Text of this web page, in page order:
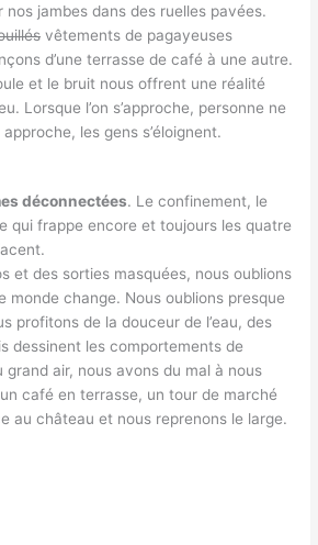
nos jambes dans des ruelles pavées.
vêtements de pagayeuses
d’une terrasse de café à une autre.
et le bruit nous offrent une réalité
Lorsque l’on s’approche, personne ne
approche, les gens s’éloignent.
déconnectées. Le confinement, le
qui frappe encore et toujours les quatre
et des sorties masquées, nous oublions
monde change. Nous oublions presque
profitons de la douceur de l’eau, des
dessinent les comportements de
grand air, nous avons du mal à nous
café en terrasse, un tour de marché
au château et nous reprenons le large.